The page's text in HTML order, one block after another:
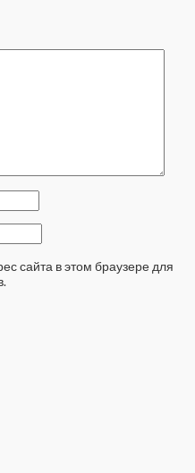
сайта в этом браузере для